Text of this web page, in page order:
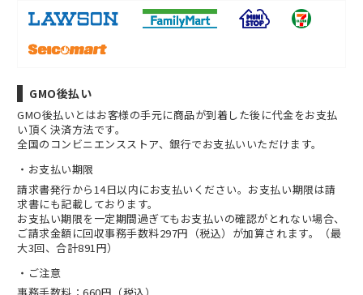
GMO後払い
GMO後払いとはお客様の手元に商品が到着した後に代金をお支払
い頂く決済方法です。
全国のコンビニエンスストア、銀行でお支払いいただけます。
お支払い期限
請求書発行から14日以内にお支払いください。お支払い期限は請
求書にも記載しております。
お支払い期限を一定期間過ぎてもお支払いの確認がとれない場合、
ご請求金額に回収事務手数料297円（税込）が加算されます。（最
大3回、合計891円）
ご注意